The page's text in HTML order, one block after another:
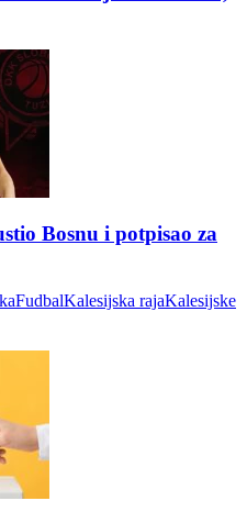
Bosnu i potpisao za
FudbalKalesijska rajaKalesijske